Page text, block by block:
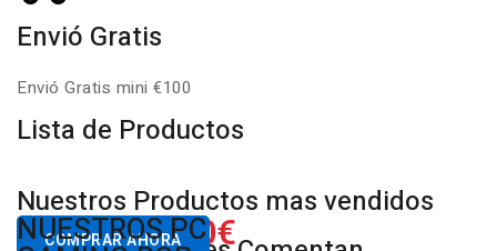
Envió Gratis
Envió Gratis mini €100
Lista de Productos
Nuestros Productos mas vendidos
Desde650.00€
COMPRAR AHORA
NUESTROS PC